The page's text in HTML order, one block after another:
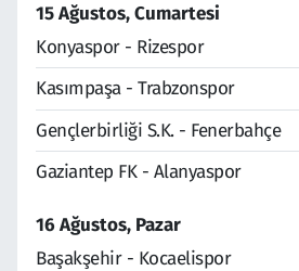
15 Ağustos, Cumartesi
Konyaspor - Rizespor
Kasımpaşa - Trabzonspor
Gençlerbirliği S.K. - Fenerbahçe
Gaziantep FK - Alanyaspor
16 Ağustos, Pazar
Başakşehir - Kocaelispor